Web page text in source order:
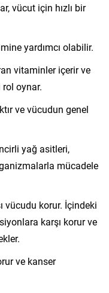
vücut için hızlı bir
yardımcı olabilir.
vitaminler içerir ve
rol oynar.
ve vücudun genel
yağ asitleri,
mücadele
vücudu korur. İçindeki
karşı korur ve
ve kanser